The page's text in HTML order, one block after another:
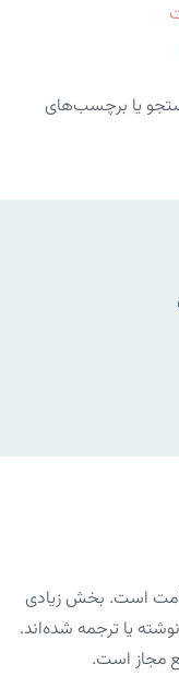
یا برچسب‌های
است. بخش زیادی
یا ترجمه شده‌اند.
مجاز است.